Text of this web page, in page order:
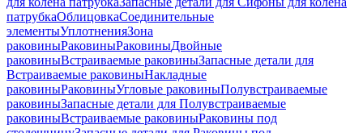
патрубкаОблицовкаСоединительные
элементыУплотненияЗона
раковиныРаковиныРаковиныДвойные
раковиныВстраиваемые раковиныЗапасные детали для
Встраиваемые раковиныНакладные
раковиныРаковиныУгловые раковиныПолувстраиваемые
раковиныЗапасные детали для Полувстраиваемые
раковиныВстраиваемые раковиныРаковины под